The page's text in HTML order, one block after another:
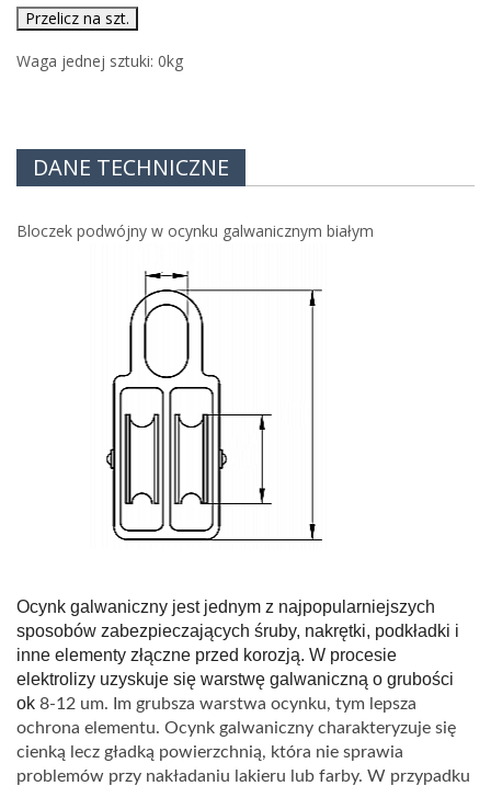
Przelicz na szt.
Waga jednej sztuki: 0kg
DANE TECHNICZNE
Bloczek podwójny w ocynku galwanicznym białym
Ocynk galwaniczny jest jednym z najpopularniejszych
sposobów zabezpieczających śruby, nakrętki, podkładki i
inne elementy złączne przed korozją. W procesie
elektrolizy uzyskuje się warstwę galwaniczną o grubości
ok 8-12 um. Im grubsza warstwa ocynku, tym lepsza
ochrona elementu. Ocynk galwaniczny charakteryzuje się
cienką lecz gładką powierzchnią, która nie sprawia
problemów przy nakładaniu lakieru lub farby. W przypadku